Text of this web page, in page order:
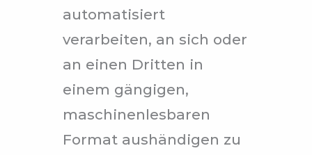
automatisiert
verarbeiten, an sich oder
an einen Dritten in
einem gängigen,
maschinenlesbaren
Format aushändigen zu